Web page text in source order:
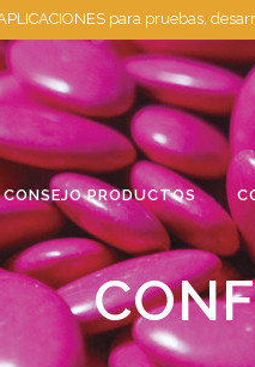
para pruebas,
CONSEJO PRODUCTOS